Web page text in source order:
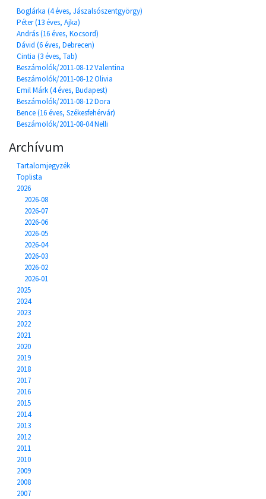
Boglárka (4 éves, Jászalsószentgyörgy)
Péter (13 éves, Ajka)
András (16 éves, Kocsord)
Dávid (6 éves, Debrecen)
Cintia (3 éves, Tab)
Beszámolók/2011-08-12 Valentina
Beszámolók/2011-08-12 Olivia
Emil Márk (4 éves, Budapest)
Beszámolók/2011-08-12 Dora
Bence (16 éves, Székesfehérvár)
Beszámolók/2011-08-04 Nelli
Archívum
Tartalomjegyzék
Toplista
2026
2026-08
2026-07
2026-06
2026-05
2026-04
2026-03
2026-02
2026-01
2025
2024
2023
2022
2021
2020
2019
2018
2017
2016
2015
2014
2013
2012
2011
2010
2009
2008
2007